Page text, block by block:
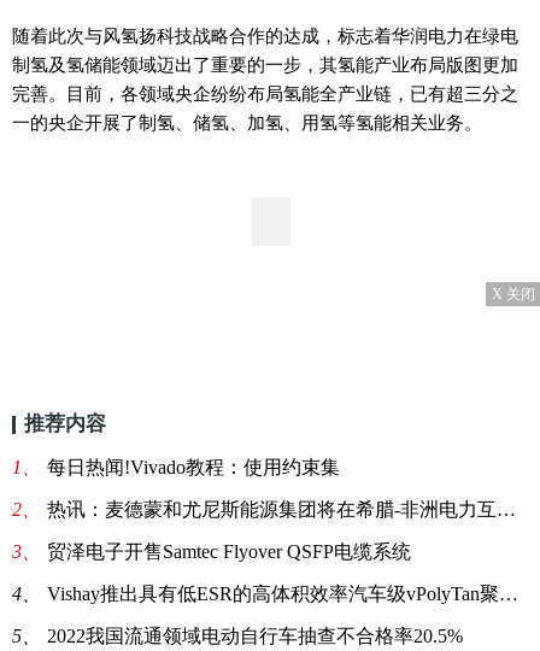
随着此次与风氢扬科技战略合作的达成，标志着华润电力在绿电
制氢及氢储能领域迈出了重要的一步，其氢能产业布局版图更加
完善。目前，各领域央企纷纷布局氢能全产业链，已有超三分之
一的央企开展了制氢、储氢、加氢、用氢等氢能相关业务。
X 关闭
推荐内容
1、 每日热闻!Vivado教程：使用约束集
2、 热讯：麦德蒙和尤尼斯能源集团将在希腊-非洲电力互联上展开合作
3、 贸泽电子开售Samtec Flyover QSFP电缆系统
4、 Vishay推出具有低ESR的高体积效率汽车级vPolyTan聚合物钽片式电容器
5、 2022我国流通领域电动自行车抽查不合格率20.5%